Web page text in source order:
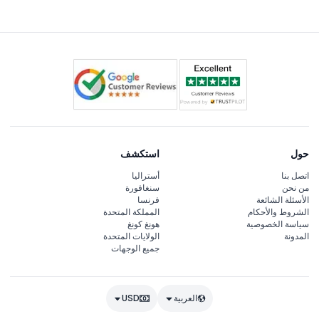
حول
اتصل بنا
من نحن
الأسئلة الشائعة
الشروط والأحكام
سياسة الخصوصية
المدونة
استكشف
أستراليا
سنغافورة
فرنسا
المملكة المتحدة
هونغ كونغ
الولايات المتحدة
جميع الوجهات
العربية USD